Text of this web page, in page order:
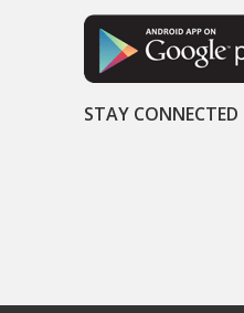
STAY CONNECTED